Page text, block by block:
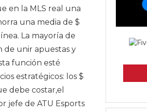
en la MLS real una
una media de $
La mayoría de
de unir apuestas y
función esté
estratégicos: los $
debe costar,el
jefe de ATU Esports